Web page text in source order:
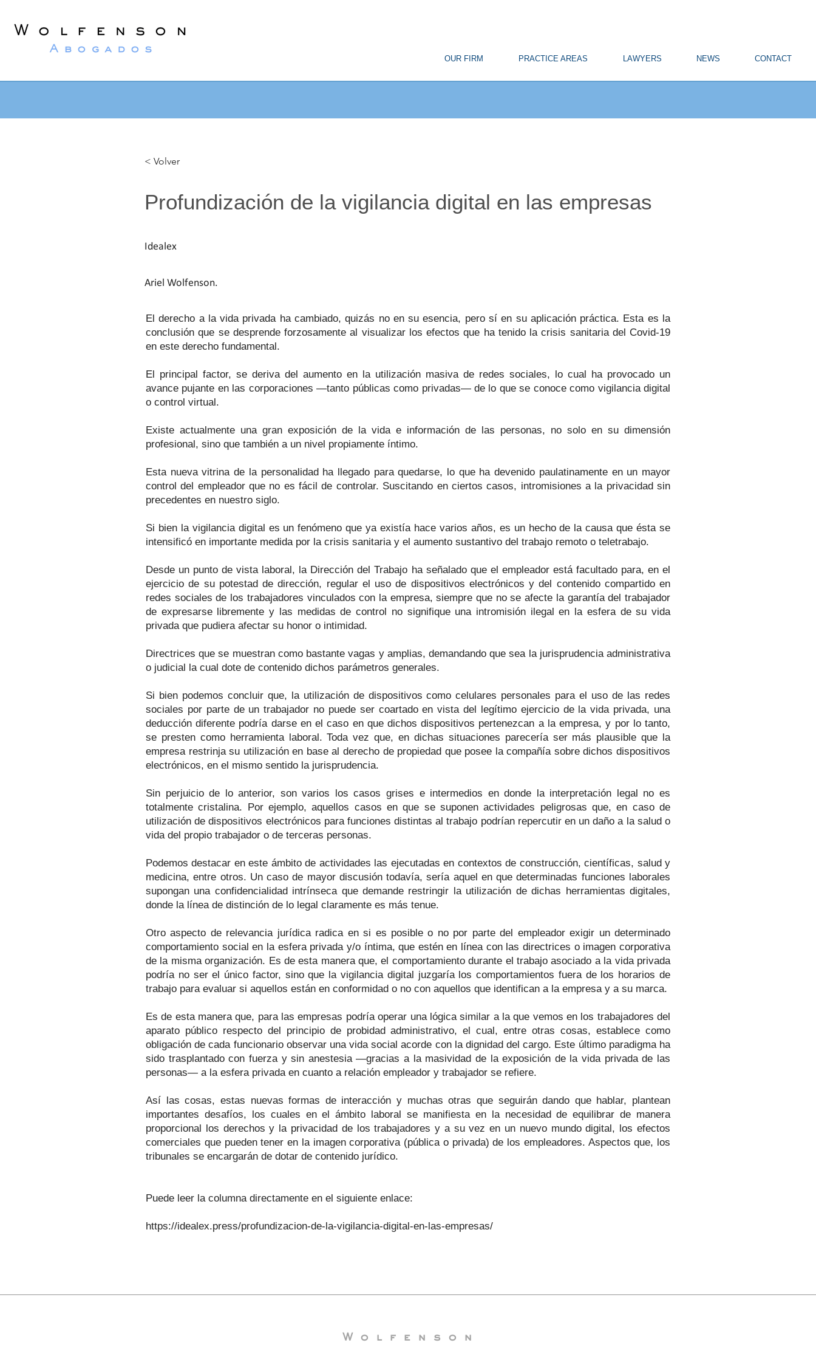
OUR FIRM PRACTICE AREAS LAWYERS NEWS CONTACT
< Volver
Profundización de la vigilancia digital en las empresas
Idealex
Ariel Wolfenson.
El derecho a la vida privada ha cambiado, quizás no en su esencia, pero sí en su aplicación práctica. Esta es la
conclusión que se desprende forzosamente al visualizar los efectos que ha tenido la crisis sanitaria del Covid-19
en este derecho fundamental.
El principal factor, se deriva del aumento en la utilización masiva de redes sociales, lo cual ha provocado un
avance pujante en las corporaciones —tanto públicas como privadas— de lo que se conoce como vigilancia digital
o control virtual.
Existe actualmente una gran exposición de la vida e información de las personas, no solo en su dimensión
profesional, sino que también a un nivel propiamente íntimo.
Esta nueva vitrina de la personalidad ha llegado para quedarse, lo que ha devenido paulatinamente en un mayor
control del empleador que no es fácil de controlar. Suscitando en ciertos casos, intromisiones a la privacidad sin
precedentes en nuestro siglo.
Si bien la vigilancia digital es un fenómeno que ya existía hace varios años, es un hecho de la causa que ésta se
intensificó en importante medida por la crisis sanitaria y el aumento sustantivo del trabajo remoto o teletrabajo.
Desde un punto de vista laboral, la Dirección del Trabajo ha señalado que el empleador está facultado para, en el
ejercicio de su potestad de dirección, regular el uso de dispositivos electrónicos y del contenido compartido en
redes sociales de los trabajadores vinculados con la empresa, siempre que no se afecte la garantía del trabajador
de expresarse libremente y las medidas de control no signifique una intromisión ilegal en la esfera de su vida
privada que pudiera afectar su honor o intimidad.
Directrices que se muestran como bastante vagas y amplias, demandando que sea la jurisprudencia administrativa
o judicial la cual dote de contenido dichos parámetros generales.
Si bien podemos concluir que, la utilización de dispositivos como celulares personales para el uso de las redes
sociales por parte de un trabajador no puede ser coartado en vista del legítimo ejercicio de la vida privada, una
deducción diferente podría darse en el caso en que dichos dispositivos pertenezcan a la empresa, y por lo tanto,
se presten como herramienta laboral. Toda vez que, en dichas situaciones parecería ser más plausible que la
empresa restrinja su utilización en base al derecho de propiedad que posee la compañía sobre dichos dispositivos
electrónicos, en el mismo sentido la jurisprudencia.
Sin perjuicio de lo anterior, son varios los casos grises e intermedios en donde la interpretación legal no es
totalmente cristalina. Por ejemplo, aquellos casos en que se suponen actividades peligrosas que, en caso de
utilización de dispositivos electrónicos para funciones distintas al trabajo podrían repercutir en un daño a la salud o
vida del propio trabajador o de terceras personas.
Podemos destacar en este ámbito de actividades las ejecutadas en contextos de construcción, científicas, salud y
medicina, entre otros. Un caso de mayor discusión todavía, sería aquel en que determinadas funciones laborales
supongan una confidencialidad intrínseca que demande restringir la utilización de dichas herramientas digitales,
donde la línea de distinción de lo legal claramente es más tenue.
Otro aspecto de relevancia jurídica radica en si es posible o no por parte del empleador exigir un determinado
comportamiento social en la esfera privada y/o íntima, que estén en línea con las directrices o imagen corporativa
de la misma organización. Es de esta manera que, el comportamiento durante el trabajo asociado a la vida privada
podría no ser el único factor, sino que la vigilancia digital juzgaría los comportamientos fuera de los horarios de
trabajo para evaluar si aquellos están en conformidad o no con aquellos que identifican a la empresa y a su marca.
Es de esta manera que, para las empresas podría operar una lógica similar a la que vemos en los trabajadores del
aparato público respecto del principio de probidad administrativo, el cual, entre otras cosas, establece como
obligación de cada funcionario observar una vida social acorde con la dignidad del cargo. Este último paradigma ha
sido trasplantado con fuerza y sin anestesia —gracias a la masividad de la exposición de la vida privada de las
personas— a la esfera privada en cuanto a relación empleador y trabajador se refiere.
Así las cosas, estas nuevas formas de interacción y muchas otras que seguirán dando que hablar, plantean
importantes desafíos, los cuales en el ámbito laboral se manifiesta en la necesidad de equilibrar de manera
proporcional los derechos y la privacidad de los trabajadores y a su vez en un nuevo mundo digital, los efectos
comerciales que pueden tener en la imagen corporativa (pública o privada) de los empleadores. Aspectos que, los
tribunales se encargarán de dotar de contenido jurídico.
Puede leer la columna directamente en el siguiente enlace:
https://idealex.press/profundizacion-de-la-vigilancia-digital-en-las-empresas/
Wolfenson
Wolfenson